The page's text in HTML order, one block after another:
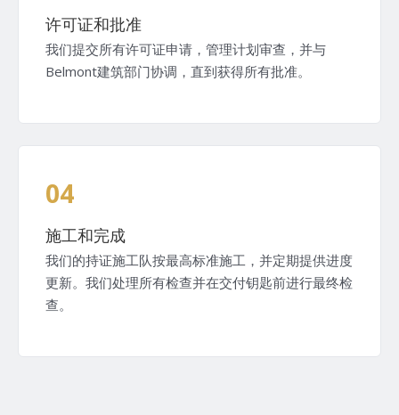
许可证和批准
我们提交所有许可证申请，管理计划审查，并与
Belmont建筑部门协调，直到获得所有批准。
04
施工和完成
我们的持证施工队按最高标准施工，并定期提供进度
更新。我们处理所有检查并在交付钥匙前进行最终检
查。